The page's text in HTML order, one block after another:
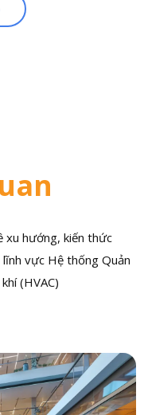
xu hướng, kiến thức
vực Hệ thống Quản
(HVAC)